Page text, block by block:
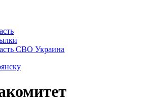
СВО Украина
комитет